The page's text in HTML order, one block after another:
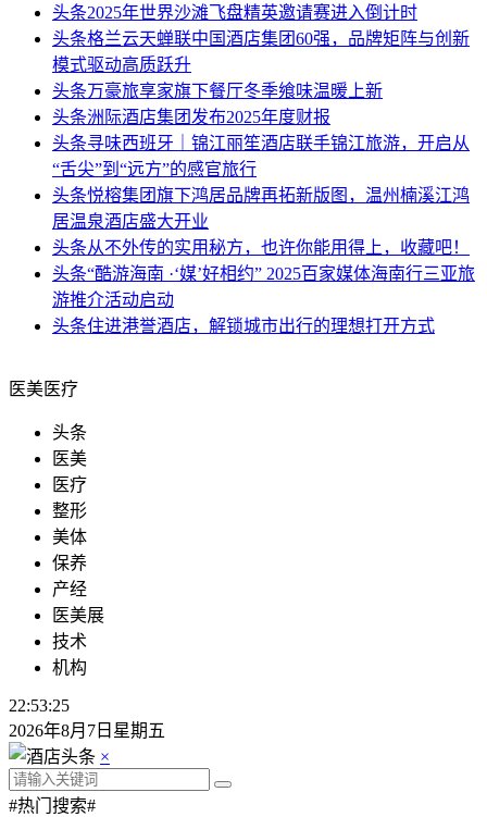
头条2025年世界沙滩飞盘精英邀请赛进入倒计时
头条格兰云天蝉联中国酒店集团60强，品牌矩阵与创新
模式驱动高质跃升
头条万豪旅享家旗下餐厅冬季飨味温暖上新
头条洲际酒店集团发布2025年度财报
头条寻味西班牙｜锦江丽笙酒店联手锦江旅游，开启从
“舌尖”到“远方”的感官旅行
头条悦榕集团旗下鸿居品牌再拓新版图，温州楠溪江鸿
居温泉酒店盛大开业
头条从不外传的实用秘方，也许你能用得上，收藏吧！
头条“酷游海南 ·‘媒’好相约” 2025百家媒体海南行三亚旅
游推介活动启动
头条住进港誉酒店，解锁城市出行的理想打开方式
医美医疗
头条
医美
医疗
整形
美体
保养
产经
医美展
技术
机构
22:53:25
2026年8月7日星期五
×
#热门搜索#